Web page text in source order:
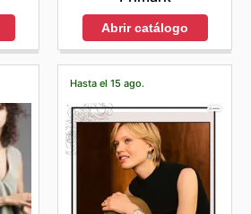
Abrir catálogo
Hasta el 15 ago.